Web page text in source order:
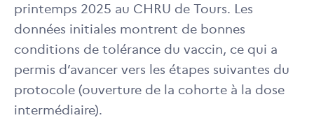
printemps 2025 au CHRU de Tours. Les
données initiales montrent de bonnes
conditions de tolérance du vaccin, ce qui a
permis d’avancer vers les étapes suivantes du
protocole (ouverture de la cohorte à la dose
intermédiaire).